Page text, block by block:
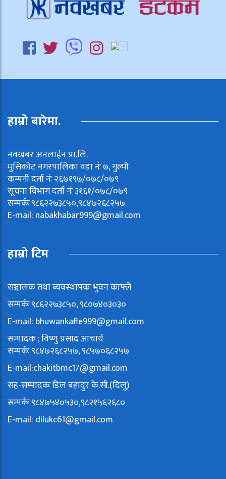
हाम्रो बारेमा.
नवखबर अनलाईन प्रा.लि.
मुसिकोट नगरपालिका वडा नंः ७, गुल्मी
कम्पनी दर्ता नंः २६७१९७/०७८/०७९
सूचना विभाग दर्ता नंः ३१६१/०७८/०७९
सम्पर्कः ९८६२२७३८५०,९८४७२६८२५७
E-mail: nabakhabar999@gmail.com
हाम्रो टिम
सञ्चालक तथा ब्यवस्थापकः भुवन काफ्ले
सम्पर्कः ९८६२२७३८५०, ९८०७४०३०३०
E-mail: bhuwankafle999@gmail.com
सम्पादक ; विष्णु प्रसाद आचार्य
सम्पर्कः ९८४७२६८२५७, ९८५७०६८२५७
E-mail:chakitbmc17@gmail.com
सह-सम्पादकः डिल बहादुर के.सी.(दिलु)
सम्पर्कः ९८४७५४०५३०,९८२१५६२६८०
E-mail: dilukc61@gmail.com